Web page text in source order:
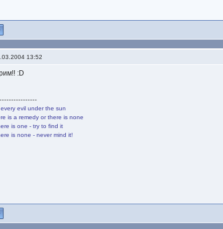
13:52
:D
every evil under the sun
is a remedy or there is none
is one - try to find it
is none - never mind it!